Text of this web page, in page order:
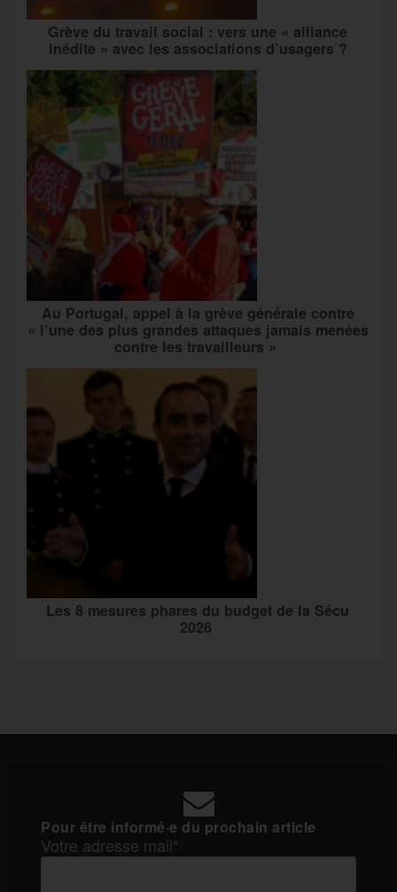
Grève du travail social : vers une « alliance
inédite » avec les associations d’usagers ?
Au Portugal, appel à la grève générale contre
« l’une des plus grandes attaques jamais menées
contre les travailleurs »
Les 8 mesures phares du budget de la Sécu
2026
Pour être informé·e du prochain article
Votre adresse mail*